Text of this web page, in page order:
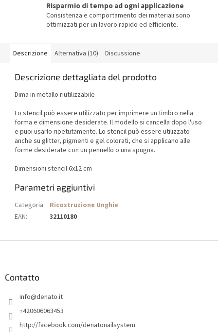
Risparmio di tempo ad ogni applicazione
Consistenza e comportamento dei materiali sono
ottimizzati per un lavoro rapido ed efficiente.
Descrizione Alternativa (10) Discussione
Descrizione dettagliata del prodotto
Dima in metallo riutilizzabile
Lo stencil può essere utilizzato per imprimere un timbro nella
forma e dimensione desiderate. Il modello si cancella dopo l'uso
e puoi usarlo ripetutamente. Lo stencil può essere utilizzato
anche su glitter, pigmenti e gel colorati, che si applicano alle
forme desiderate con un pennello o una spugna.
Dimensioni stencil 6x12 cm
Parametri aggiuntivi
Categoria: Ricostruzione Unghie
EAN: 32110180
Contatto
info@denato.it
+420606063453
http://facebook.com/denatonailsystem